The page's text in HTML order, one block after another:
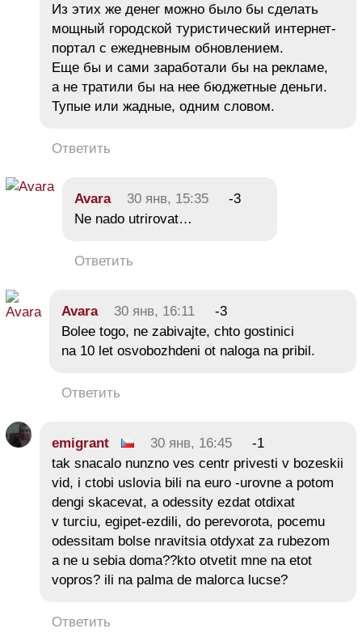
Из этих же денег можно было бы сделать
мощный городской туристический интернет-
портал с ежедневным обновлением.
Еще бы и сами заработали бы на рекламе,
а не тратили бы на нее бюджетные деньги.
Тупые или жадные, одним словом.
Ответить
Avara 30 янв, 15:35
-3
Ne nado utrirovat…
Ответить
Avara 30 янв, 16:11
-3
Bolee togo, ne zabivajte, chto gostinici
na 10 let osvobozhdeni ot naloga na pribil.
Ответить
emigrant 30 янв, 16:45
-1
tak snacalo nunzno ves centr privesti v bozeskii
vid, i ctobi uslovia bili na euro -urovne a potom
dengi skacevat, a odessity ezdat otdixat
v turciu, egipet-ezdili, do perevorota, pocemu
odessitam bolse nravitsia otdyxat za rubezom
a ne u sebia doma??kto otvetit mne na etot
vopros? ili na palma de malorca lucse?
Ответить